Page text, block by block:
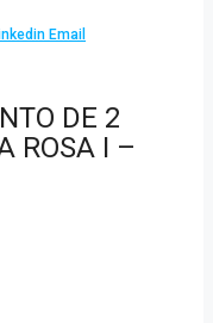
Email
DE 2
ROSA I –